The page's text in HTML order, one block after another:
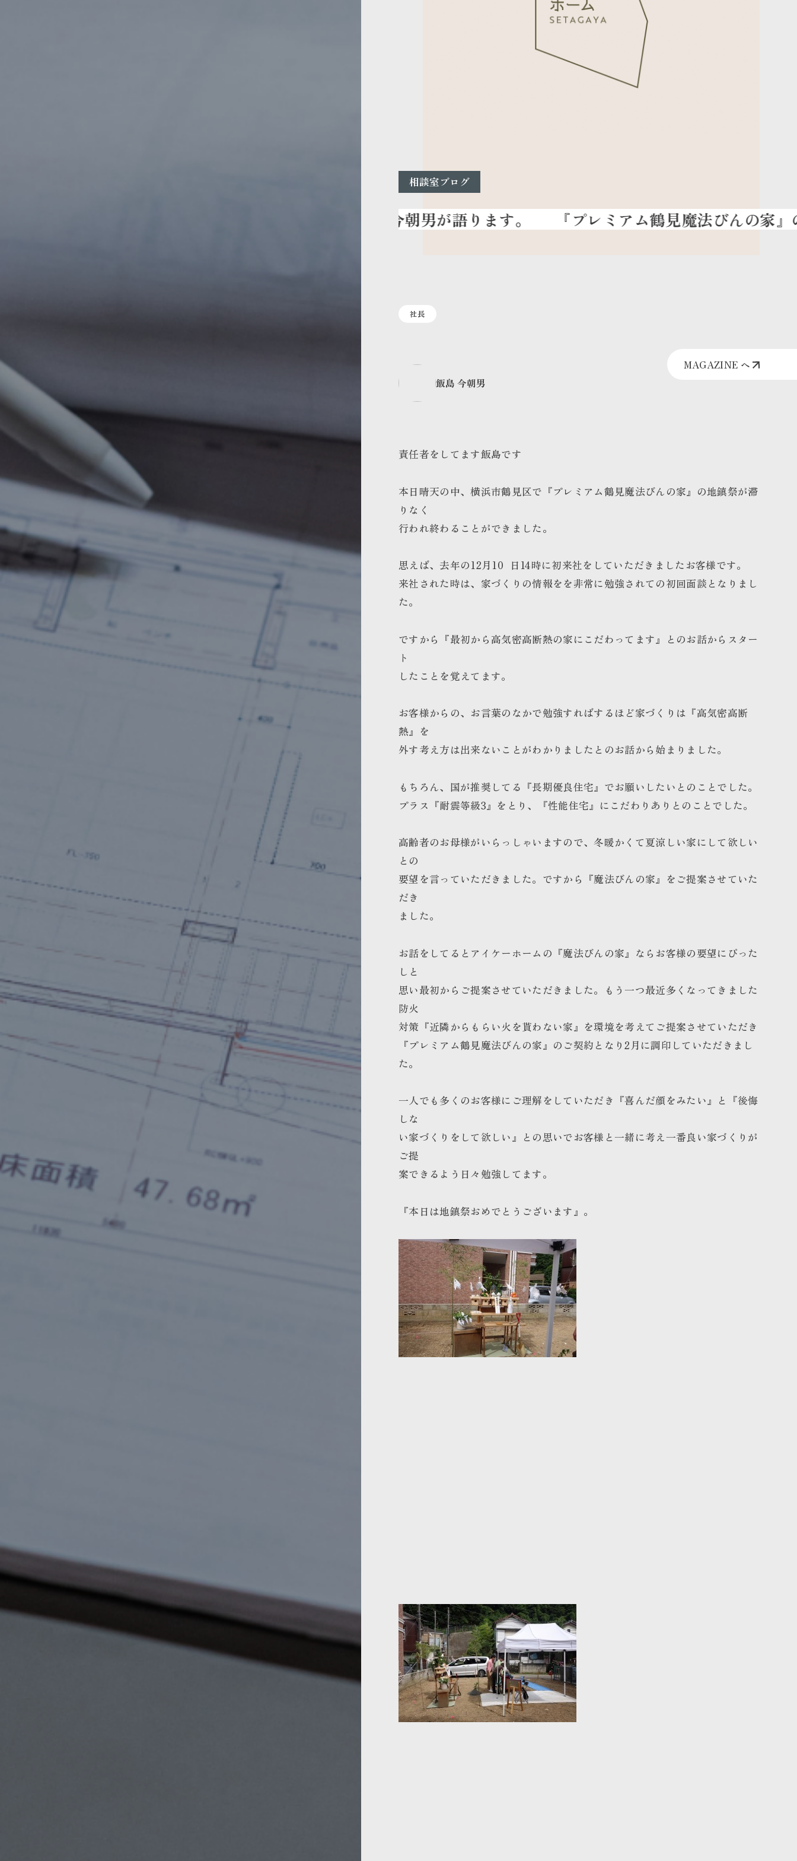
相談室ブログ
『プレミアム鶴見魔法びんの家』の地鎮
社長
MAGAZINE へ
飯島 今朝男
責任者をしてます飯島です
本日晴天の中、横浜市鶴見区で『プレミアム鶴見魔法びんの家』の地鎮祭が滞
りなく
行われ終わることができました。
思えば、去年の12月10 日14時に初来社をしていただきましたお客様です。
来社された時は、家づくりの情報をを非常に勉強されての初回面談となりまし
た。
ですから『最初から高気密高断熱の家にこだわってます』とのお話からスター
ト
したことを覚えてます。
お客様からの、お言葉のなかで勉強すればするほど家づくりは『高気密高断
熱』を
外す考え方は出来ないことがわかりましたとのお話から始まりました。
もちろん、国が推奨してる『長期優良住宅』でお願いしたいとのことでした。
プラス『耐震等級3』をとり、『性能住宅』にこだわりありとのことでした。
高齢者のお母様がいらっしゃいますので、冬暖かくて夏涼しい家にして欲しい
との
要望を言っていただきました。ですから『魔法びんの家』をご提案させていた
だき
ました。
お話をしてるとアイケーホームの『魔法びんの家』ならお客様の要望にぴった
しと
思い最初からご提案させていただきました。もう一つ最近多くなってきました
防火
対策『近隣からもらい火を貰わない家』を環境を考えてご提案させていただき
『プレミアム鶴見魔法びんの家』のご契約となり2月に調印していただきまし
た。
一人でも多くのお客様にご理解をしていただき『喜んだ顔をみたい』と『後悔
しな
い家づくりをして欲しい』との思いでお客様と一緒に考え一番良い家づくりが
ご提
案できるよう日々勉強してます。
『本日は地鎮祭おめでとうございます』。